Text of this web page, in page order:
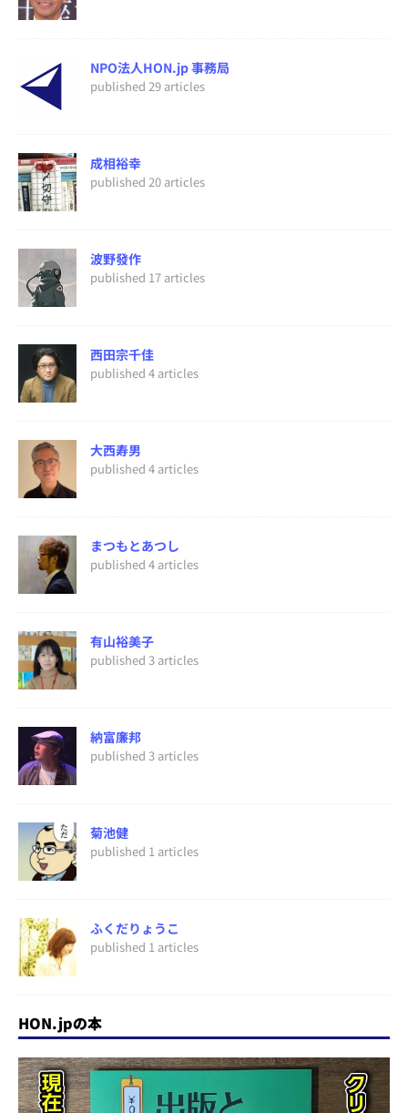
NPO法人HON.jp 事務局
published 29 articles
成相裕幸
published 20 articles
波野發作
published 17 articles
西田宗千佳
published 4 articles
大西寿男
published 4 articles
まつもとあつし
published 4 articles
有山裕美子
published 3 articles
納富廉邦
published 3 articles
菊池健
published 1 articles
ふくだりょうこ
published 1 articles
HON.jpの本